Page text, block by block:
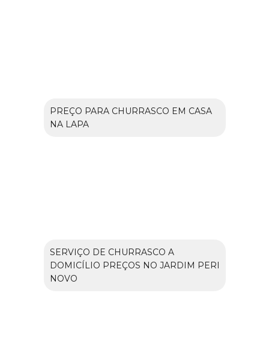
PREÇO PARA CHURRASCO EM CASA
NA LAPA
SERVIÇO DE CHURRASCO A
DOMICÍLIO PREÇOS NO JARDIM PERI
NOVO